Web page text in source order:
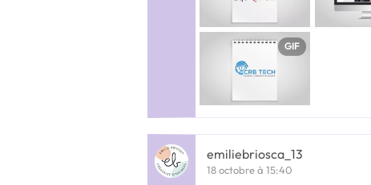
GIF
emiliebriosca_13
18 octobre à 15:40